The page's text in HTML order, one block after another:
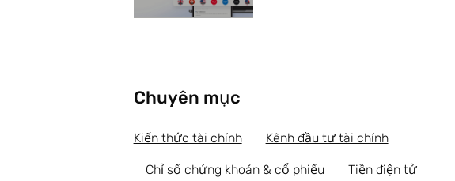
Chuyên mục
Kiến thức tài chính Kênh đầu tư tài chính
Chỉ số chứng khoán & cổ phiếu Tiền điện tử